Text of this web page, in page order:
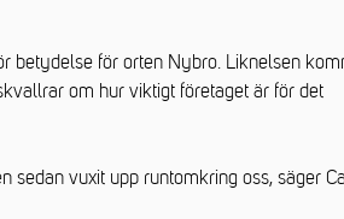
betydelse för orten Nybro. Liknelsen
om hur viktigt företaget är för det
sedan vuxit upp runtomkring oss, säger